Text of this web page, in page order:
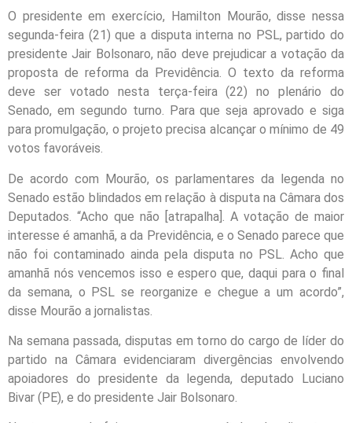
O presidente em exercício, Hamilton Mourão, disse nessa
segunda-feira (21) que a disputa interna no PSL, partido do
presidente Jair Bolsonaro, não deve prejudicar a votação da
proposta de reforma da Previdência. O texto da reforma
deve ser votado nesta terça-feira (22) no plenário do
Senado, em segundo turno. Para que seja aprovado e siga
para promulgação, o projeto precisa alcançar o mínimo de 49
votos favoráveis.
De acordo com Mourão, os parlamentares da legenda no
Senado estão blindados em relação à disputa na Câmara dos
Deputados. “Acho que não [atrapalha]. A votação de maior
interesse é amanhã, a da Previdência, e o Senado parece que
não foi contaminado ainda pela disputa no PSL. Acho que
amanhã nós vencemos isso e espero que, daqui para o final
da semana, o PSL se reorganize e chegue a um acordo”,
disse Mourão a jornalistas.
Na semana passada, disputas em torno do cargo de líder do
partido na Câmara evidenciaram divergências envolvendo
apoiadores do presidente da legenda, deputado Luciano
Bivar (PE), e do presidente Jair Bolsonaro.